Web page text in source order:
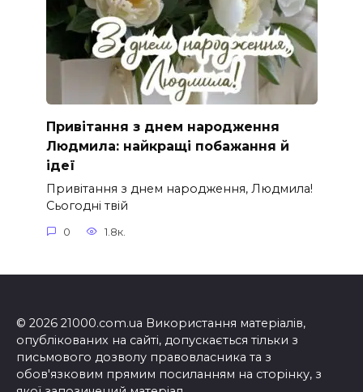
Привітання з днем народження
Людмила: найкращі побажання й
ідеї
Привітання з днем народження, Людмила!
Сьогодні твій
0 1.8к.
© 2026 21000.com.ua Використання матеріалів,
опублікованих на сайті, допускається тільки з
письмового дозволу правовласника та з
обов'язковим прямим посиланням на сторінку, з